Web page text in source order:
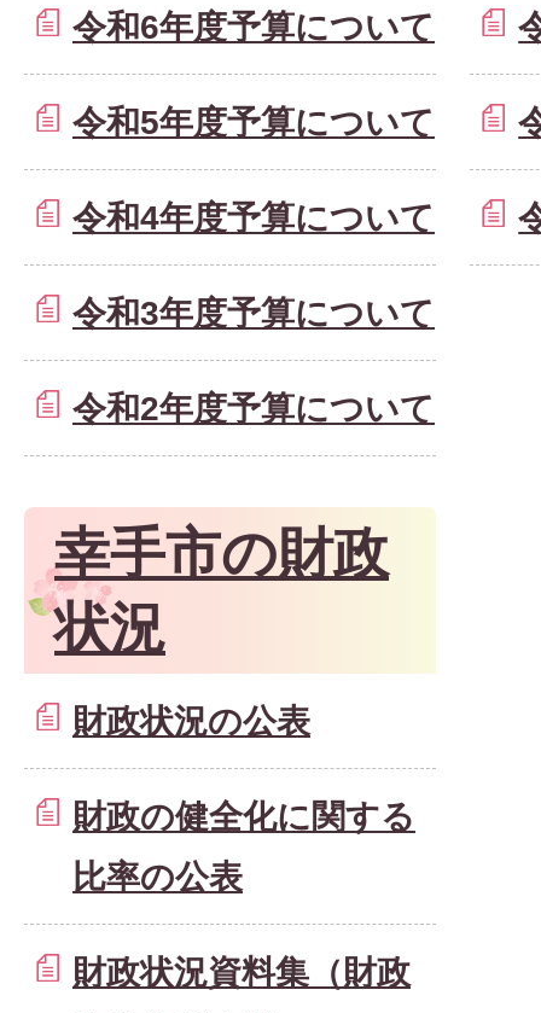
令和6年度予算について
令和5年度予算について
令和4年度予算について
令和3年度予算について
令和2年度予算について
幸手市の財政
状況
財政状況の公表
財政の健全化に関する
比率の公表
財政状況資料集（財政